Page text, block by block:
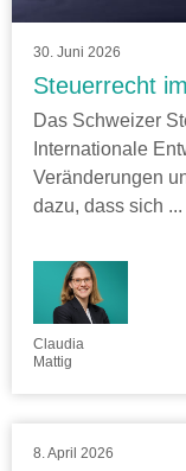
30. Juni 2026
Steuerrecht
Das Schweizer
Internationale
Veränderungen
dazu, dass sich ...
Claudia
Mattig
8. April 2026